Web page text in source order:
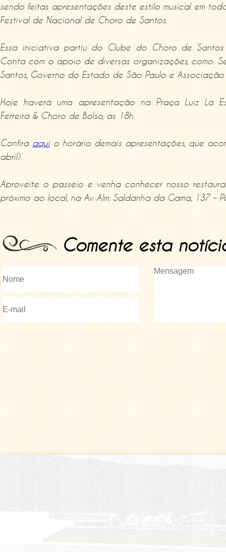
sendo feitas apresentações deste estilo musical em
Festival de Nacional de Choro de Santos.
Essa iniciativa partiu do Clube do Choro de
Conta com o apoio de diversas organizações, como:
Santos, Governo do Estado de São Paulo e Associação
Hoje haverá uma apresentação na Praça Luiz La
Ferreira & Choro de Bolso, as 18h.
Confiraaquio horário demais apresentações, que
abril).
Aproveite o passeio e venha conhecer nosso
próximo ao local, na Av. Alm. Saldanha da Gama, 137 –
Comente esta